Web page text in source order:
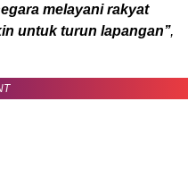
melayani rakyat
untuk turun lapangan’’,